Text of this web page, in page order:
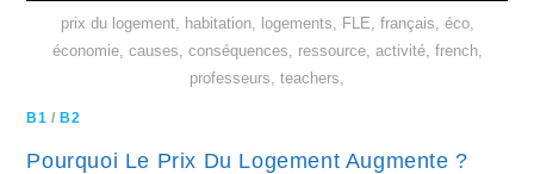
prix du logement, habitation, logements, FLE, français, éco,
économie, causes, conséquences, ressource, activité, french,
professeurs, teachers,
B1 /B2
Pourquoi Le Prix Du Logement Augmente ?